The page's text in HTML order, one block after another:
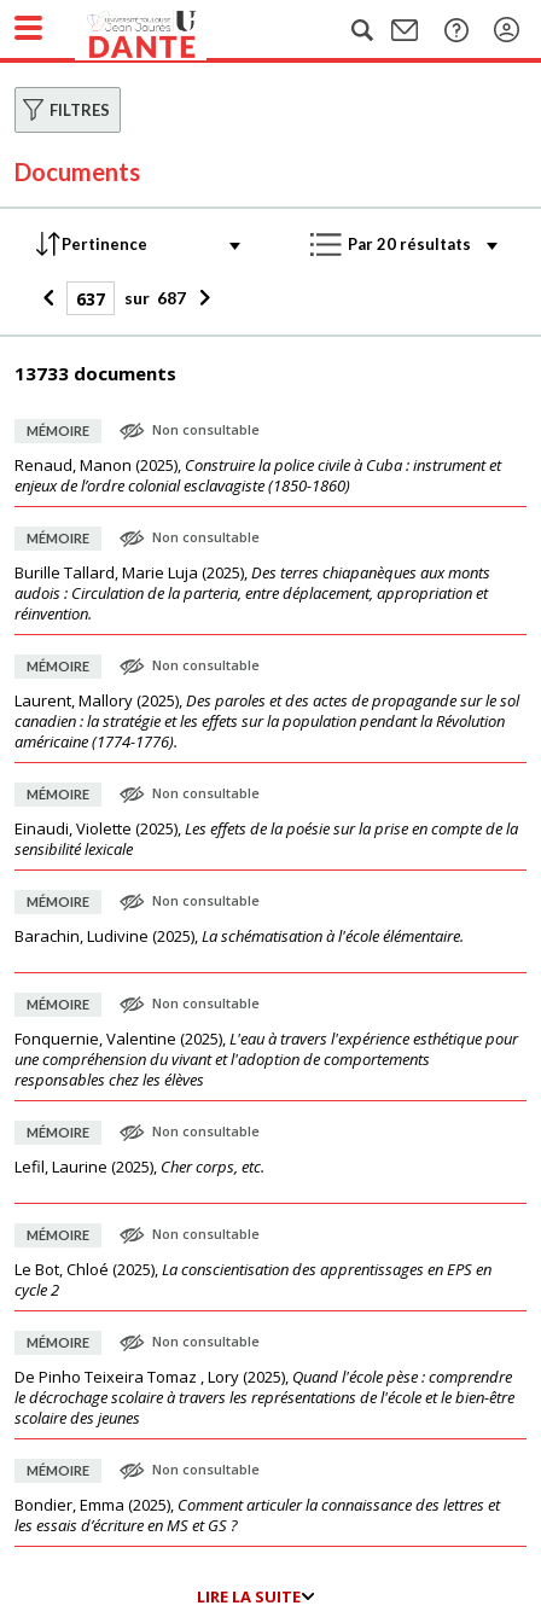
FILTRES
Documents
sur 687
13733 documents
MÉMOIRE Non consultable
Renaud, Manon (2025), Construire la police civile à Cuba : instrument et
enjeux de l’ordre colonial esclavagiste (1850-1860)
MÉMOIRE Non consultable
Burille Tallard, Marie Luja (2025),Des terres chiapanèques aux monts
audois : Circulation de la parteria, entre déplacement, appropriation et
réinvention.
MÉMOIRE Non consultable
Laurent, Mallory(2025),Des paroles et des actes de propagande sur le sol
canadien : la stratégie et les effets sur la population pendant la Révolution
américaine (1774-1776).
MÉMOIRE Non consultable
Einaudi, Violette (2025),Les effets de la poésie sur la prise en compte de la
sensibilité lexicale
MÉMOIRE Non consultable
Barachin, Ludivine (2025),La schématisation à l'école élémentaire.
MÉMOIRE Non consultable
Fonquernie, Valentine (2025),L'eau à travers l'expérience esthétique pour
une compréhension du vivant et l'adoption de comportements
responsables chez les élèves
MÉMOIRE Non consultable
Lefil, Laurine (2025), Cher corps, etc.
MÉMOIRE Non consultable
Le Bot, Chloé (2025),La conscientisation des apprentissages en EPS en
cycle 2
MÉMOIRE Non consultable
De Pinho Teixeira Tomaz , Lory(2025), Quand l'école pèse : comprendre
le décrochage scolaire à travers les représentations de l'école et le bien-être
scolaire des jeunes
MÉMOIRE Non consultable
Bondier, Emma (2025), Comment articuler la connaissance des lettres et
les essais d’écriture en MS et GS ?
LIRE LA SUITE